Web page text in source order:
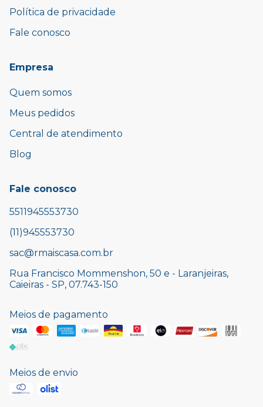
Política de privacidade
Fale conosco
Empresa
Quem somos
Meus pedidos
Central de atendimento
Blog
Fale conosco
5511945553730
(11)945553730
sac@rmaiscasa.com.br
Rua Francisco Mommenshon, 50 e - Laranjeiras,
Caieiras - SP, 07.743-150
Meios de pagamento
Meios de envio